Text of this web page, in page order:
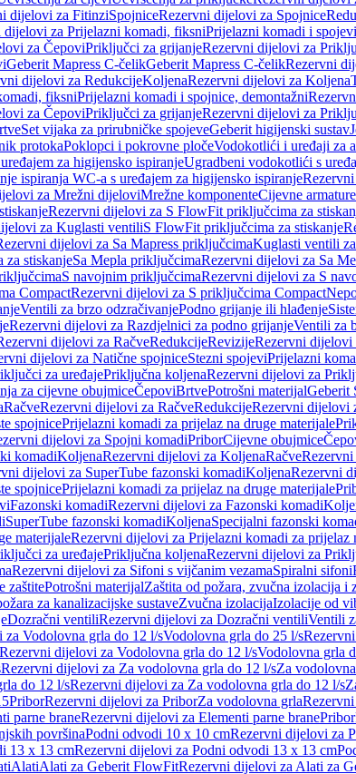
dijelovi za FitinziSpojniceRezervni dijelovi za Spojnice
dijelovi za Prijelazni komadi, fiksniPrijelazni komadi i
za ČepoviPriključci za grijanjeRezervni dijelovi za
Geberit Mapress C-čelikGeberit Mapress C-čelikRezervni
dijelovi za RedukcijeKoljenaRezervni dijelovi za Koljena
fiksniPrijelazni komadi i spojnice, demontažni
za ČepoviPriključci za grijanjeRezervni dijelovi za
Set vijaka za prirubničke spojeveGeberit higijenski sustav
protokaPoklopci i pokrovne pločeVodokotlići i uređaji za
za higijensko ispiranjeUgradbeni vodokotlići s
ispiranja WC-a s uređajem za higijensko ispiranje
za Mrežni dijeloviMrežne komponenteCijevne armature
Rezervni dijelovi za S FlowFit priključcima za
za Kuglasti ventiliS FlowFit priključcima za stiskanje
dijelovi za Sa Mapress priključcimaKuglasti ventili
stiskanjeSa Mepla priključcimaRezervni dijelovi za Sa
S navojnim priključcimaRezervni dijelovi za S
CompactRezervni dijelovi za S priključcima Compact
Ventili za brzo odzračivanjePodno grijanje ili hlađenje
Rezervni dijelovi za Razdjelnici za podno grijanjeVentili za
dijelovi za RačveRedukcijeRevizijeRezervni dijelovi
dijelovi za Natične spojniceStezni spojeviPrijelazni
za uređajePriključna koljenaRezervni dijelovi za
za cijevne obujmiceČepoviBrtvePotrošni materijalGeberit
RačveRezervni dijelovi za RačveRedukcijeRezervni dijelovi
spojnicePrijelazni komadi za prijelaz na druge materijale
dijelovi za Spojni komadiPriborCijevne obujmice
komadiKoljenaRezervni dijelovi za KoljenaRačve
dijelovi za SuperTube fazonski komadiKoljenaRezervni
spojnicePrijelazni komadi za prijelaz na druge materijale
Fazonski komadiRezervni dijelovi za Fazonski komadi
SuperTube fazonski komadiKoljenaSpecijalni fazonski
materijaleRezervni dijelovi za Prijelazni komadi za prijelaz
za uređajePriključna koljenaRezervni dijelovi za
Rezervni dijelovi za Sifoni s vijčanim vezamaSpiralni sifoni
zaštitePotrošni materijalZaštita od požara, zvučna izolacija i
za kanalizacijske sustaveZvučna izolacijaIzolacije od
Dozračni ventiliRezervni dijelovi za Dozračni ventiliVentili
Vodolovna grla do 12 l/sVodolovna grla do 25 l/s
Rezervni dijelovi za Vodolovna grla do 12 l/sVodolovna grla
Rezervni dijelovi za Za vodolovna grla do 12 l/sZa
do 12 l/sRezervni dijelovi za Za vodolovna grla do 12 l/s
PriborRezervni dijelovi za PriborZa vodolovna grla
parne braneRezervni dijelovi za Elementi parne branePribor
površinaPodni odvodi 10 x 10 cmRezervni dijelovi za
13 x 13 cmRezervni dijelovi za Podni odvodi 13 x 13 cm
AlatiAlati za Geberit FlowFitRezervni dijelovi za Alati za